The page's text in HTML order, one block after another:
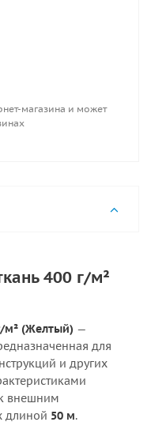
магазина и может
400 г/м²
м² (Желтый) —
для
и других
внешним
длиной 50 м.